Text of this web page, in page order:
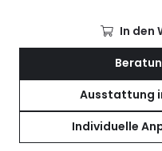
In den
Ausstattung
Individuelle